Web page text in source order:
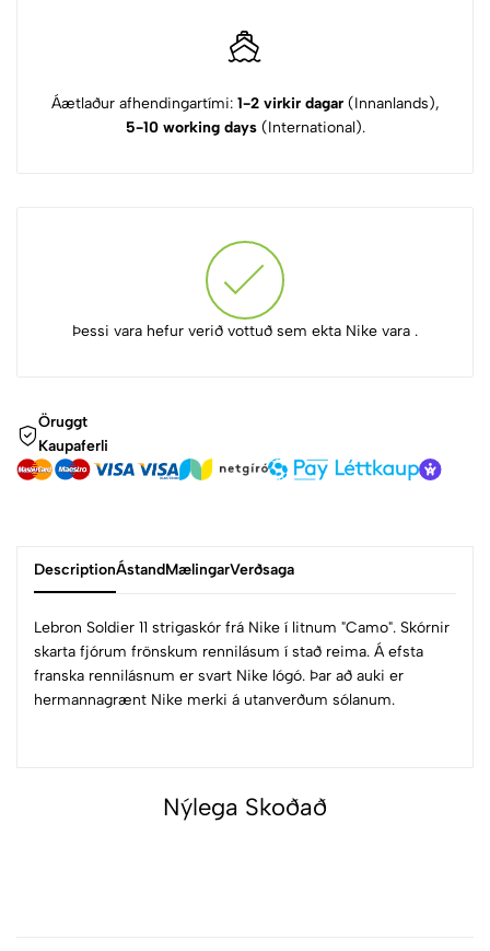
Áætlaður afhendingartími: 1-2 virkir dagar (Innanlands),
5-10 working days(International).
Þessi vara hefur verið vottuð sem ekta Nike vara .
Öruggt
Kaupaferli
DescriptionÁstandMælingarVerðsaga
Lebron Soldier 11 strigaskór frá Nike í litnum "Camo". Skórnir
skarta fjórum frönskum rennilásum í stað reima. Á efsta
franska rennilásnum er svart Nike lógó. Þar að auki er
hermannagrænt Nike merki á utanverðum sólanum.
Nýlega Skoðað